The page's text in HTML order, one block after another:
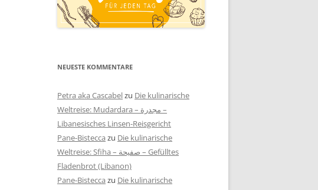
NEUESTE KOMMENTARE
Petra aka Cascabelzu Die kulinarische
Weltreise: Mudardara – مجدرة –
Libanesisches Linsen-Reisgericht
Pane-Bistecca zu Die kulinarische
Weltreise: Sfiha – صفيحة – Gefülltes
Fladenbrot (Libanon)
Pane-Bistecca zu Die kulinarische